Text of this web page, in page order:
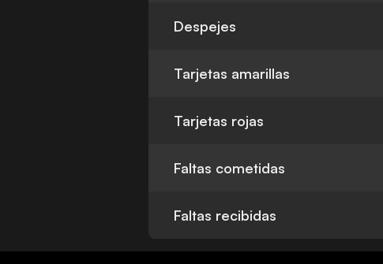
Despejes
Tarjetas amarillas
Tarjetas rojas
Faltas cometidas
Faltas recibidas